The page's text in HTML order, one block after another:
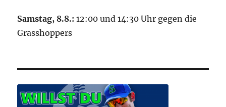
Samstag, 8.8.: 12:00 und 14:30 Uhr gegen die
Grasshoppers